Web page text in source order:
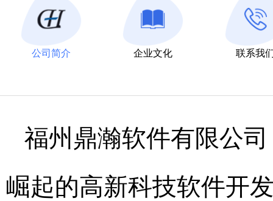
公司简介 企业文化 联系我
福州鼎瀚软件有限公
崛起的高新科技软件开